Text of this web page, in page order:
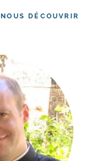
NOUS DÉCOUVRIR